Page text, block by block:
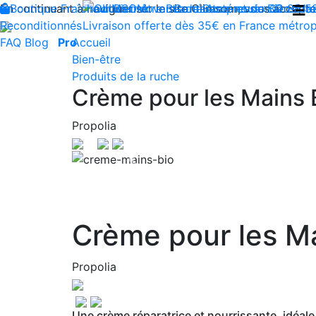
En continuant à naviguer sur le site Climsom, vous
Produits innovants de Santé et de Bien-
Livraison offerte dès 35€ en France
Contactez-nous : 02 85
Boutique Fraîcheur Bien-être Beauté Acupression Dos
Reconditionnés
FAQ Blog ProAccueil
Bien-être
Produits de la ruche
Crème pour les Mains
Propolia
Previous
Crème pour les
Propolia